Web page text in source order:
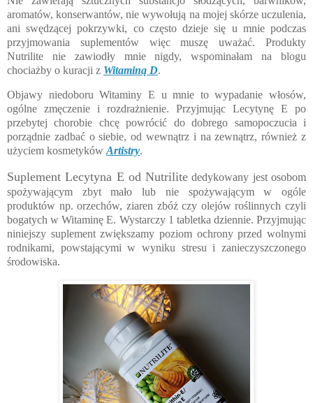
aromatów, konserwantów, nie wywołują na mojej skórze uczulenia,
ani swędzącej pokrzywki, co często dzieje się u mnie podczas
przyjmowania suplementów więc muszę uważać. Produkty
Nutrilite nie zawiodły mnie nigdy, wspominałam na blogu
chociażby o kuracji z Witaminą D.
Objawy niedoboru Witaminy E u mnie to wypadanie włosów,
ogólne zmęczenie i rozdrażnienie. Przyjmując Lecytynę E po
przebytej chorobie chcę powrócić do dobrego samopoczucia i
porządnie zadbać o siebie, od wewnątrz i na zewnątrz, również z
użyciem kosmetyków Artistry.
Suplement Lecytyna E od Nutrilite dedykowany jest osobom
spożywającym zbyt mało lub nie spożywającym w ogóle
produktów np. orzechów, ziaren zbóż czy olejów roślinnych czyli
bogatych w Witaminę E. Wystarczy 1 tabletka dziennie. Przyjmując
niniejszy suplement zwiększamy poziom ochrony przed wolnymi
rodnikami, powstającymi w wyniku stresu i zanieczyszczonego
środowiska.